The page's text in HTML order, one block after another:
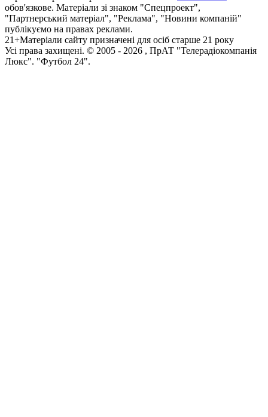
обов'язкове. Матеріали зі знаком "Спецпроект",
"Партнерський матеріал", "Реклама", "Новини компаній"
публікуємо на правах реклами.
21+Матеріали сайту призначені для осіб старше 21 року
Усi права захищенi. © 2005 - 2026 , ПрАТ "Телерадіокомпанія
Люкс". "Футбол 24".